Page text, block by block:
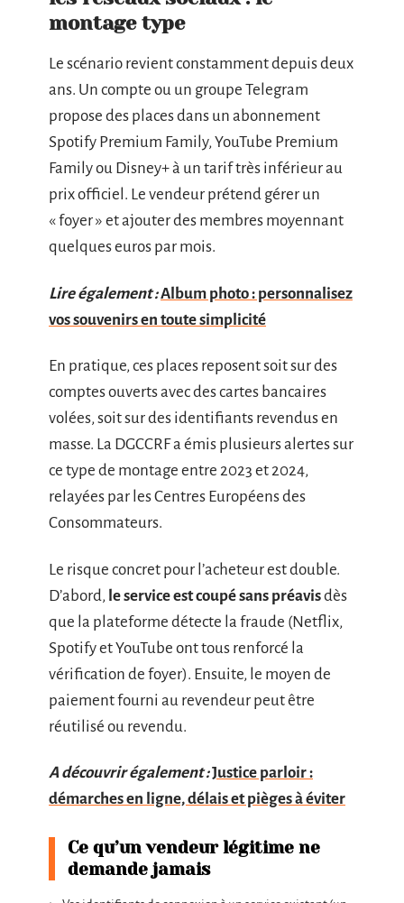
montage type
Le scénario revient constamment depuis deux
ans. Un compte ou un groupe Telegram
propose des places dans un abonnement
Spotify Premium Family, YouTube Premium
Family ou Disney+ à un tarif très inférieur au
prix officiel. Le vendeur prétend gérer un
« foyer » et ajouter des membres moyennant
quelques euros par mois.
Lire également :Album photo : personnalisez
vos souvenirs en toute simplicité
En pratique, ces places reposent soit sur des
comptes ouverts avec des cartes bancaires
volées, soit sur des identifiants revendus en
masse. La DGCCRF a émis plusieurs alertes sur
ce type de montage entre 2023 et 2024,
relayées par les Centres Européens des
Consommateurs.
Le risque concret pour l’acheteur est double.
D’abord, le service est coupé sans préavisdès
que la plateforme détecte la fraude (Netflix,
Spotify et YouTube ont tous renforcé la
vérification de foyer). Ensuite, le moyen de
paiement fourni au revendeur peut être
réutilisé ou revendu.
A découvrir également :Justice parloir :
démarches en ligne, délais et pièges à éviter
Ce qu’un vendeur légitime ne
demande jamais